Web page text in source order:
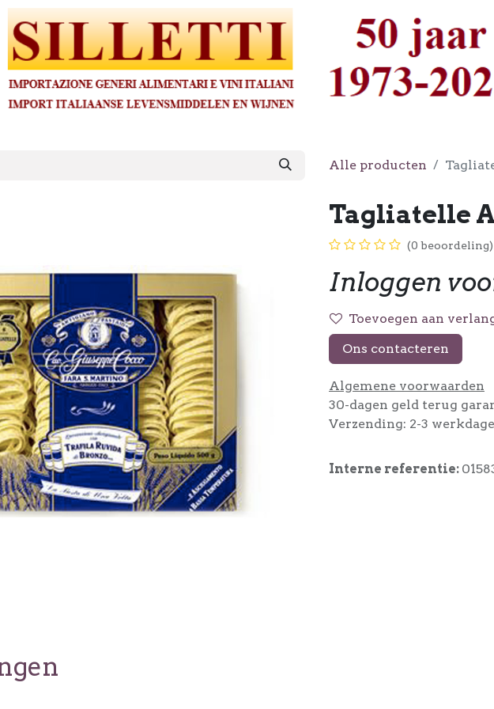
Alle producten
Tagliatelle
(0 beoordeling)
Inloggen
Toevoegen aan
Ons contacteren
Algemene voorwaarden
30-dagen geld terug
Verzending: 2-3
Interne referentie: